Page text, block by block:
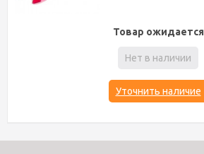
Товар ожидается
Нет в наличии
Уточнить наличие